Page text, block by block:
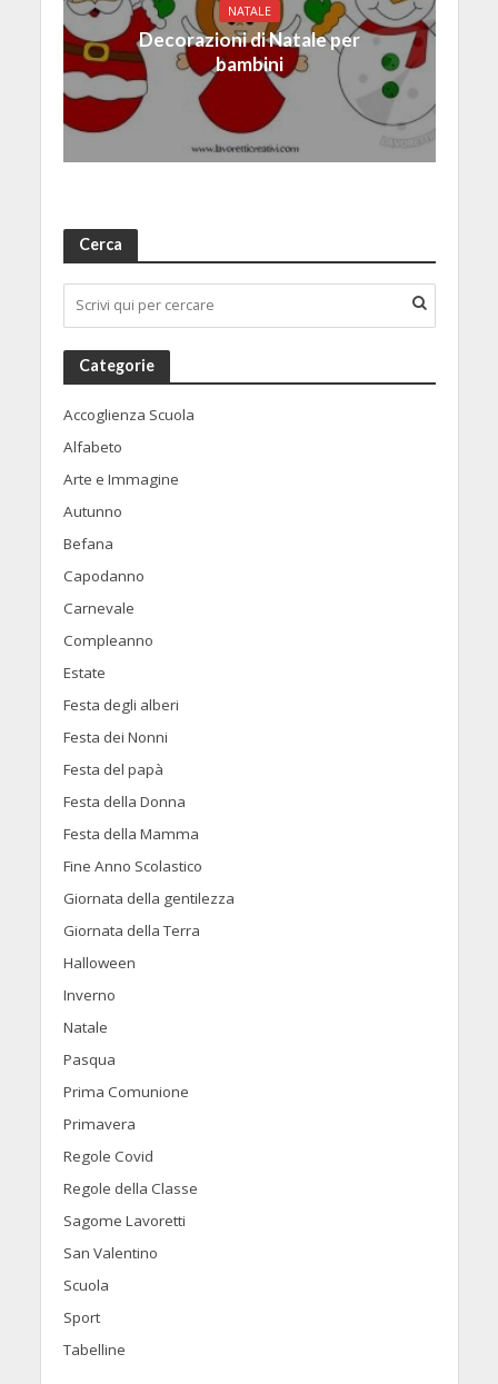
NATALE
Decorazioni di Natale per
bambini
Cerca
Categorie
Accoglienza Scuola
Alfabeto
Arte e Immagine
Autunno
Befana
Capodanno
Carnevale
Compleanno
Estate
Festa degli alberi
Festa dei Nonni
Festa del papà
Festa della Donna
Festa della Mamma
Fine Anno Scolastico
Giornata della gentilezza
Giornata della Terra
Halloween
Inverno
Natale
Pasqua
Prima Comunione
Primavera
Regole Covid
Regole della Classe
Sagome Lavoretti
San Valentino
Scuola
Sport
Tabelline